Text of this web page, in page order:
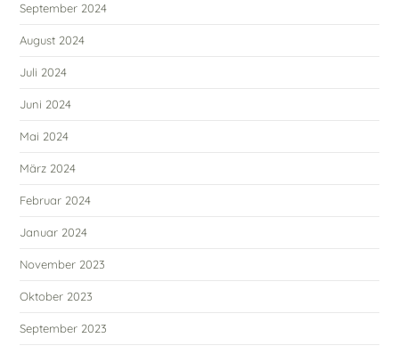
September 2024
August 2024
Juli 2024
Juni 2024
Mai 2024
März 2024
Februar 2024
Januar 2024
November 2023
Oktober 2023
September 2023